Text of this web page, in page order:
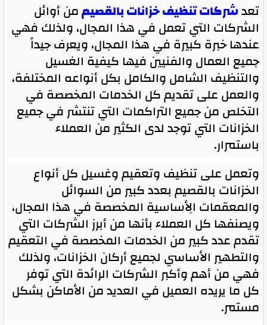
تعدشركات تنظيف خزانات بالقصيممن أوائل
الشركات التي تعمل في هذا المجال، ولذلك فهي
عندها خبرة كبيرة في هذا المجال، ويعرف جيداً
جميع العمال والفنيين فيها كيفية الغسيل
والتنظيف الشامل والكامل بكل أنواعه المختلفة،
والعمل على تقديم كل الخدمات المخصصة في
التخلص من جميع التراكمات التي تنتشر في جميع
الخزانات التي توجد لدى الكثير من العملاء
باستمرار.
وتعمل على تنظيف وتعقيم وغسيل كل أنواع
الخزانات بالقصيم بعدد كبير من السوائل
والمعقمات الِأساسية المخصصة في هذا المجال،
ويصنفها كل العملاء بأنها من أبرز الشركات التي
تقدم عدد كبير من الخدمات المخصصة في التعقيم
والتطهير الأساسي لجميع أركان الخزانات، ولذلك
فهي من أهم وأكبر الشركات الرائدة التي توفر
كل ما يريده العميل في العديد من الأماكن بشكل
مستمر.